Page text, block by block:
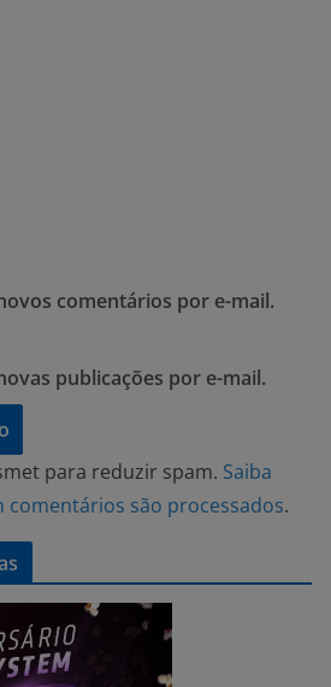
comentários por e-mail.
publicações por e-mail.
para reduzir spam. Saiba
comentários são processados.